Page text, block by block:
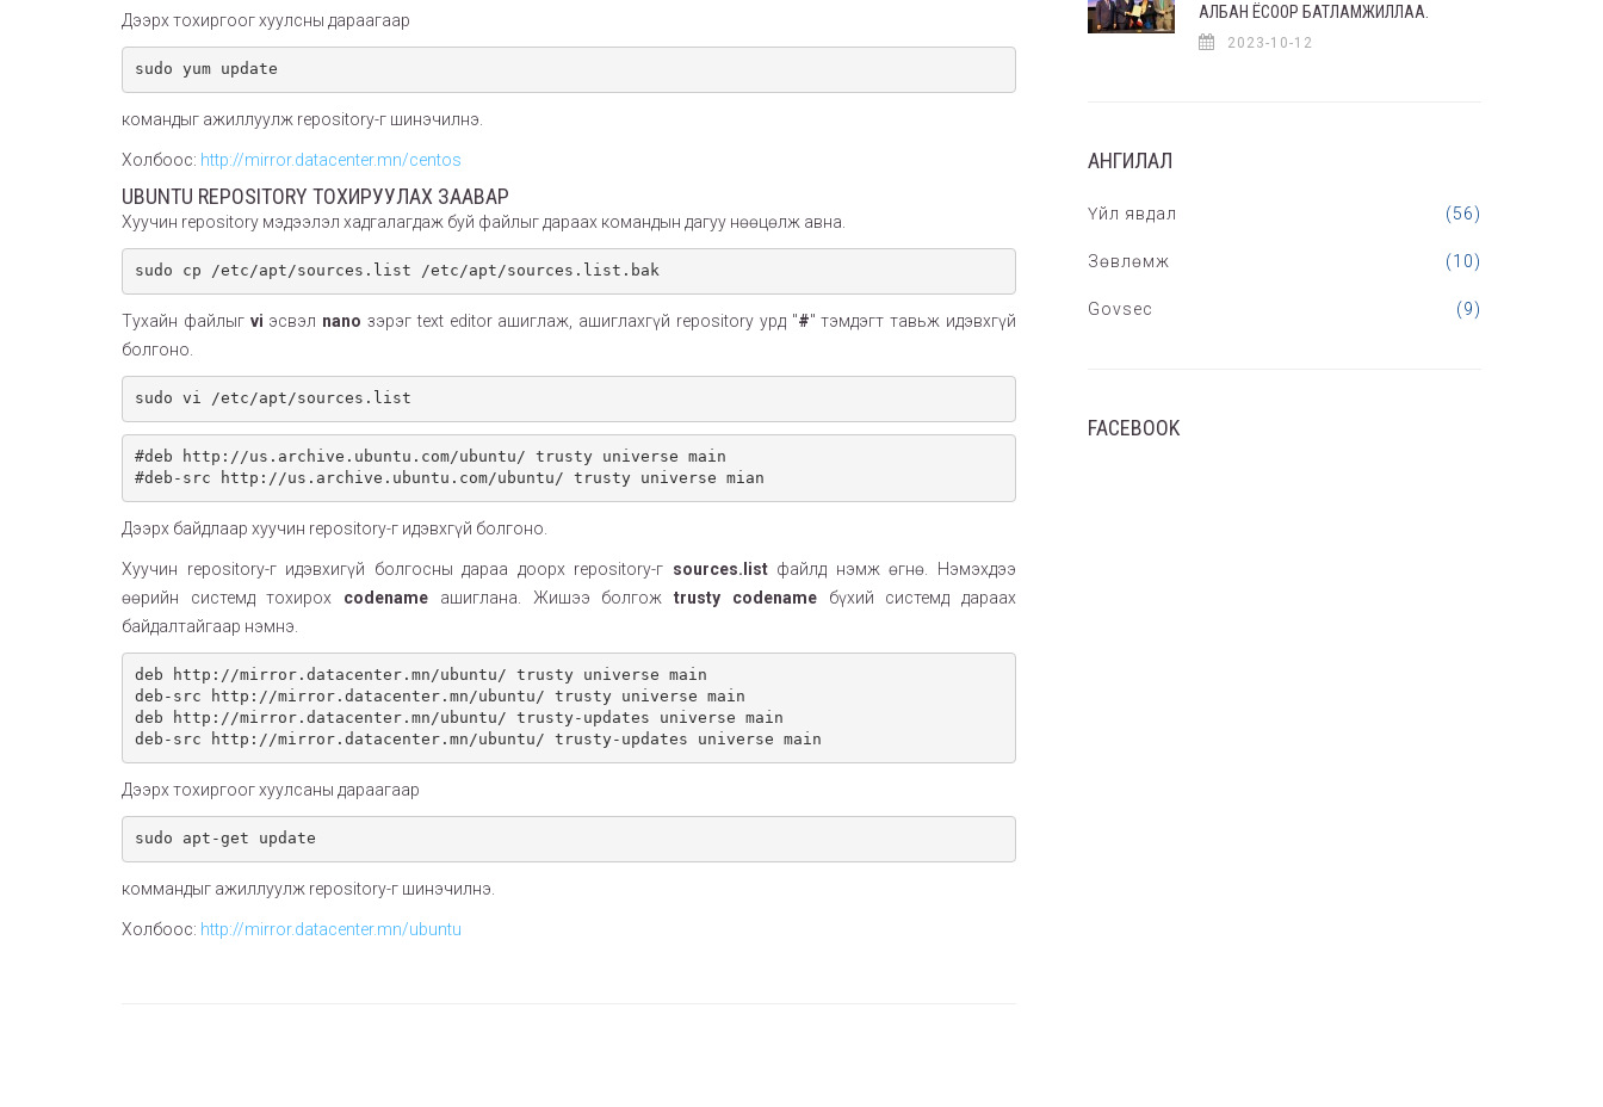
Дээрх тохиргоог хуулсны дараагаар
sudo yum update
командыг ажиллуулж repository-г шинэчилнэ.
Холбоос: http://mirror.datacenter.mn/centos
UBUNTU REPOSITORY ТОХИРУУЛАХ ЗААВАР
Хуучин repository мэдээлэл хадгалагдаж буй файлыг дараах командын дагуу нөөцөлж авна.
sudo cp /etc/apt/sources.list /etc/apt/sources.list.bak
Тухайн файлыг vi эсвэл nano зэрэг text editor ашиглаж, ашиглахгүй repository урд "#" тэмдэгт тавьж идэвхгүй
болгоно.
sudo vi /etc/apt/sources.list
#deb http://us.archive.ubuntu.com/ubuntu/ trusty universe main
#deb-src http://us.archive.ubuntu.com/ubuntu/ trusty universe mian
Дээрх байдлаар хуучин repository-г идэвхгүй болгоно.
Хуучин repository-г идэвхигүй болгосны дараа доорх repository-г sources.listфайлд нэмж өгнө. Нэмэхдээ
өөрийн системд тохирох codename ашиглана. Жишээ болгожtrusty codenameбүхий системд дараах
байдалтайгаар нэмнэ.
deb http://mirror.datacenter.mn/ubuntu/ trusty universe main
deb-src http://mirror.datacenter.mn/ubuntu/ trusty universe main
deb http://mirror.datacenter.mn/ubuntu/ trusty-updates universe main
deb-src http://mirror.datacenter.mn/ubuntu/ trusty-updates universe main
Дээрх тохиргоог хуулсаны дараагаар
sudo apt-get update
коммандыг ажиллуулж repository-г шинэчилнэ.
Холбоос: http://mirror.datacenter.mn/ubuntu
АЛБАН ЁСООР БАТЛАМЖИЛЛАА.
2023-10-12
АНГИЛАЛ
Үйл явдал (56)
Зөвлөмж (10)
Govsec (9)
FACEBOOK